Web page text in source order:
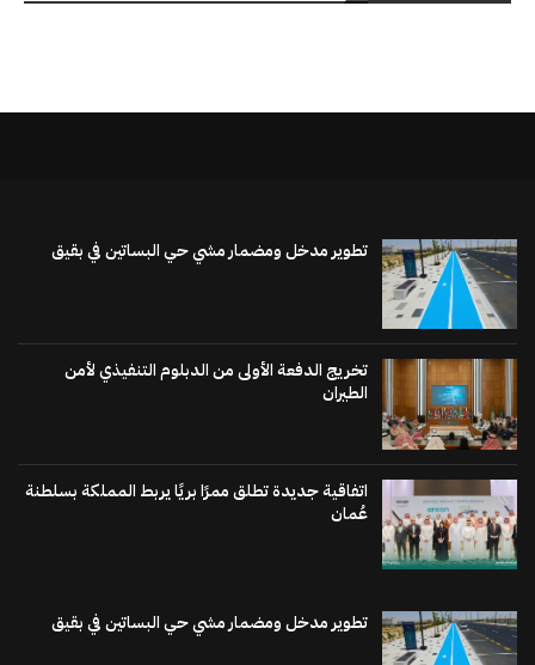
تطوير مدخل ومضمار مشي حي البساتين في بقيق
تخريج الدفعة الأولى من الدبلوم التنفيذي لأمن
الطيران
اتفاقية جديدة تطلق ممرًا بريًا يربط المملكة بسلطنة
عُمان
تطوير مدخل ومضمار مشي حي البساتين في بقيق